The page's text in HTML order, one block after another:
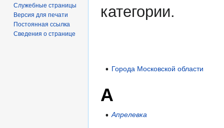
категории.
Города Московской области
А
Апрелевка
Служебные страницы
Версия для печати
Постоянная ссылка
Сведения о странице